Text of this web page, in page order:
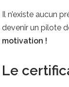
Il n’existe aucun
devenir un pilote
motivation !
Le